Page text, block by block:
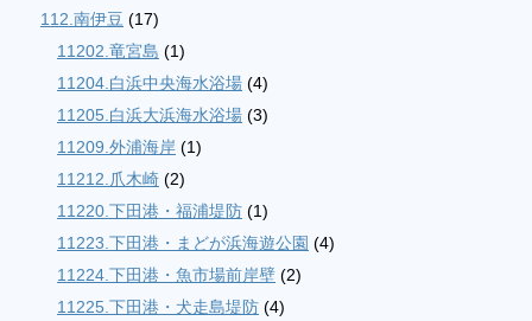
112.南伊豆 (17)
11202.竜宮島 (1)
11204.白浜中央海水浴場 (4)
11205.白浜大浜海水浴場 (3)
11209.外浦海岸 (1)
11212.爪木崎 (2)
11220.下田港・福浦堤防 (1)
11223.下田港・まどが浜海遊公園 (4)
11224.下田港・魚市場前岸壁 (2)
11225.下田港・犬走島堤防 (4)